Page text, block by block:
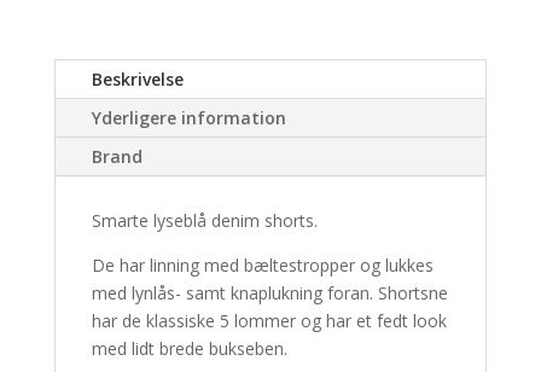
Beskrivelse
Yderligere information
Brand
Smarte lyseblå denim shorts.
De har linning med bæltestropper og lukkes
med lynlås- samt knaplukning foran. Shortsne
har de klassiske 5 lommer og har et fedt look
med lidt brede bukseben.